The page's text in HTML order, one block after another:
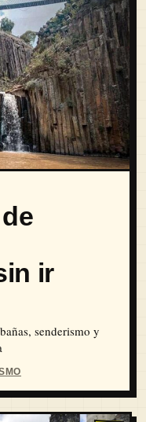
ir
senderismo y